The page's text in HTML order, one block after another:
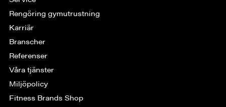
Rengöring gymutrustning
Karriär
Branscher
Referenser
Våra tjänster
Miljöpolicy
Fitness Brands Shop